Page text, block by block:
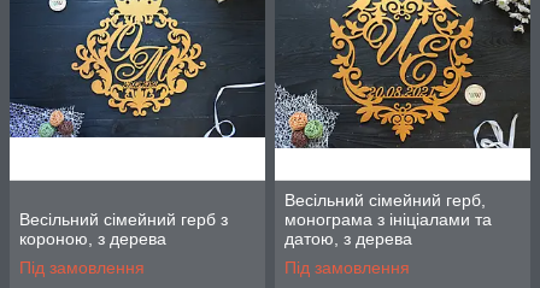
Весільний сімейний герб з
короною, з дерева
Під замовлення
Весільний сімейний герб,
монограма з ініціалами та
датою, з дерева
Під замовлення